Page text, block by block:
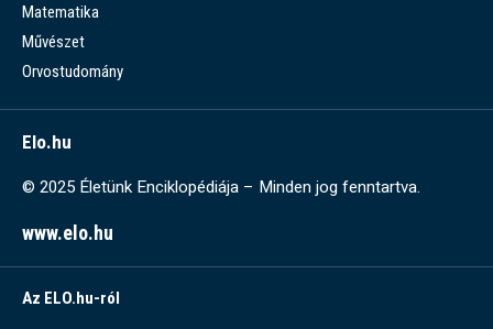
Matematika
Művészet
Orvostudomány
Elo.hu
© 2025 Életünk Enciklopédiája – Minden jog fenntartva.
www.elo.hu
Az ELO.hu-ról